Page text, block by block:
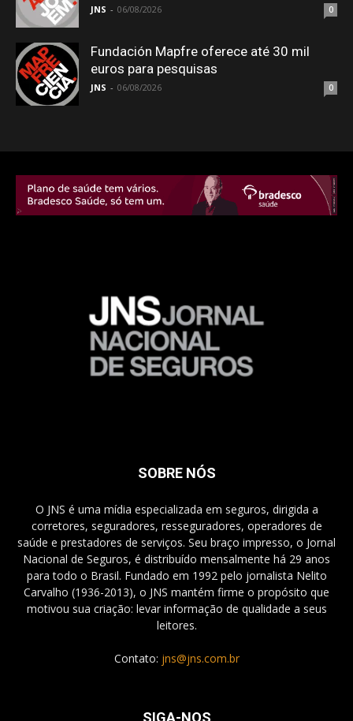
JNS - 06/08/2026 0
Fundación Mapfre oferece até 30 mil
euros para pesquisas
JNS - 06/08/2026 0
SOBRE NÓS
O JNS é uma mídia especializada em seguros, dirigida a
corretores, seguradores, resseguradores, operadores de
saúde e prestadores de serviços. Seu braço impresso, o Jornal
Nacional de Seguros, é distribuído mensalmente há 29 anos
para todo o Brasil. Fundado em 1992 pelo jornalista Nelito
Carvalho (1936-2013), o JNS mantém firme o propósito que
motivou sua criação: levar informação de qualidade a seus
leitores.
Contato: jns@jns.com.br
SIGA-NOS